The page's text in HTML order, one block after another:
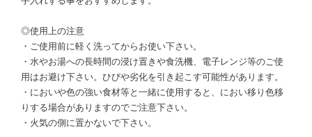
◎使用上の注意
・ご使用前に軽く洗ってからお使い下さい。
・水やお湯への長時間の浸け置きや食洗機、電子レンジ等のご使
用はお避け下さい。ひびや劣化を引き起こす可能性があります。
・においや色の強い食材等と一緒に使用すると、におい移り色移
りする場合がありますのでご注意下さい。
・火気の側に置かないで下さい。